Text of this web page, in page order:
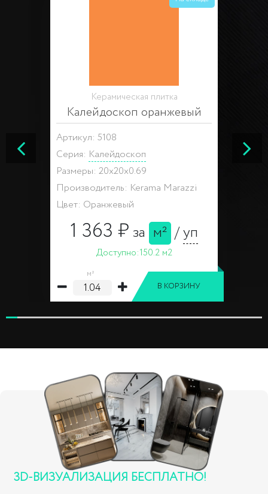
Керамическая плитка
Калейдоскоп оранжевый
Артикул: 5108
Серия: Калейдоскоп
Размеры: 20x20x0.69
Производитель: Kerama Marazzi
Цвет: Оранжевый
1 363 ₽за м² /уп
Доступно:150.2 м2
м²
В КОРЗИНУ
3D-ВИЗУАЛИЗАЦИЯ БЕСПЛАТНО!